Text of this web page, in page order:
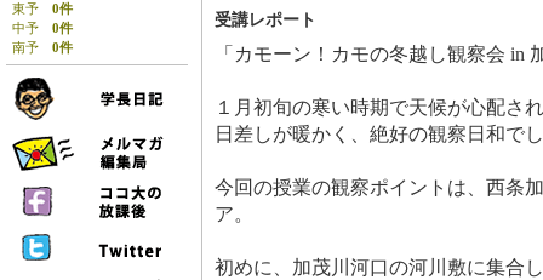
東予 0件
中予 0件
南予 0件
受講レポート
「カモーン！カモの冬越し観察会 in
１月初旬の寒い時期で天候が心配さ
日差しが暖かく、絶好の観察日和で
今回の授業の観察ポイントは、西条
ア。
初めに、加茂川河口の河川敷に集合